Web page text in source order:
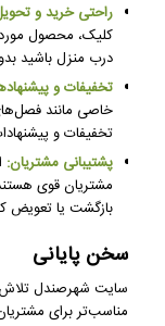
راحتی خرید و
کلیک، محصول
درب منزل باشید
تخفیفات و
تخفیفات و
پشتیبانی مشتریان:
مشتریان قوی
بازگشت یا تعویض
سخن پایانی
سایت شهرصندل تلاش
مناسب‌تر برای